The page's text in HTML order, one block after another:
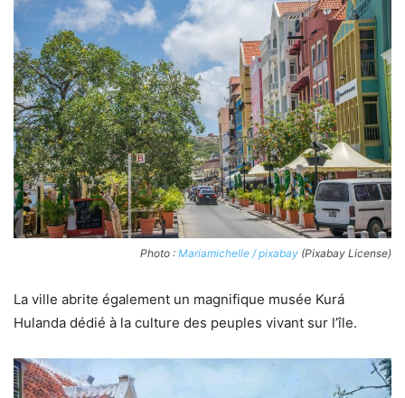
Photo : Mariamichelle / pixabay (Pixabay License)
La ville abrite également un magnifique musée Kurá
Hulanda dédié à la culture des peuples vivant sur l’île.